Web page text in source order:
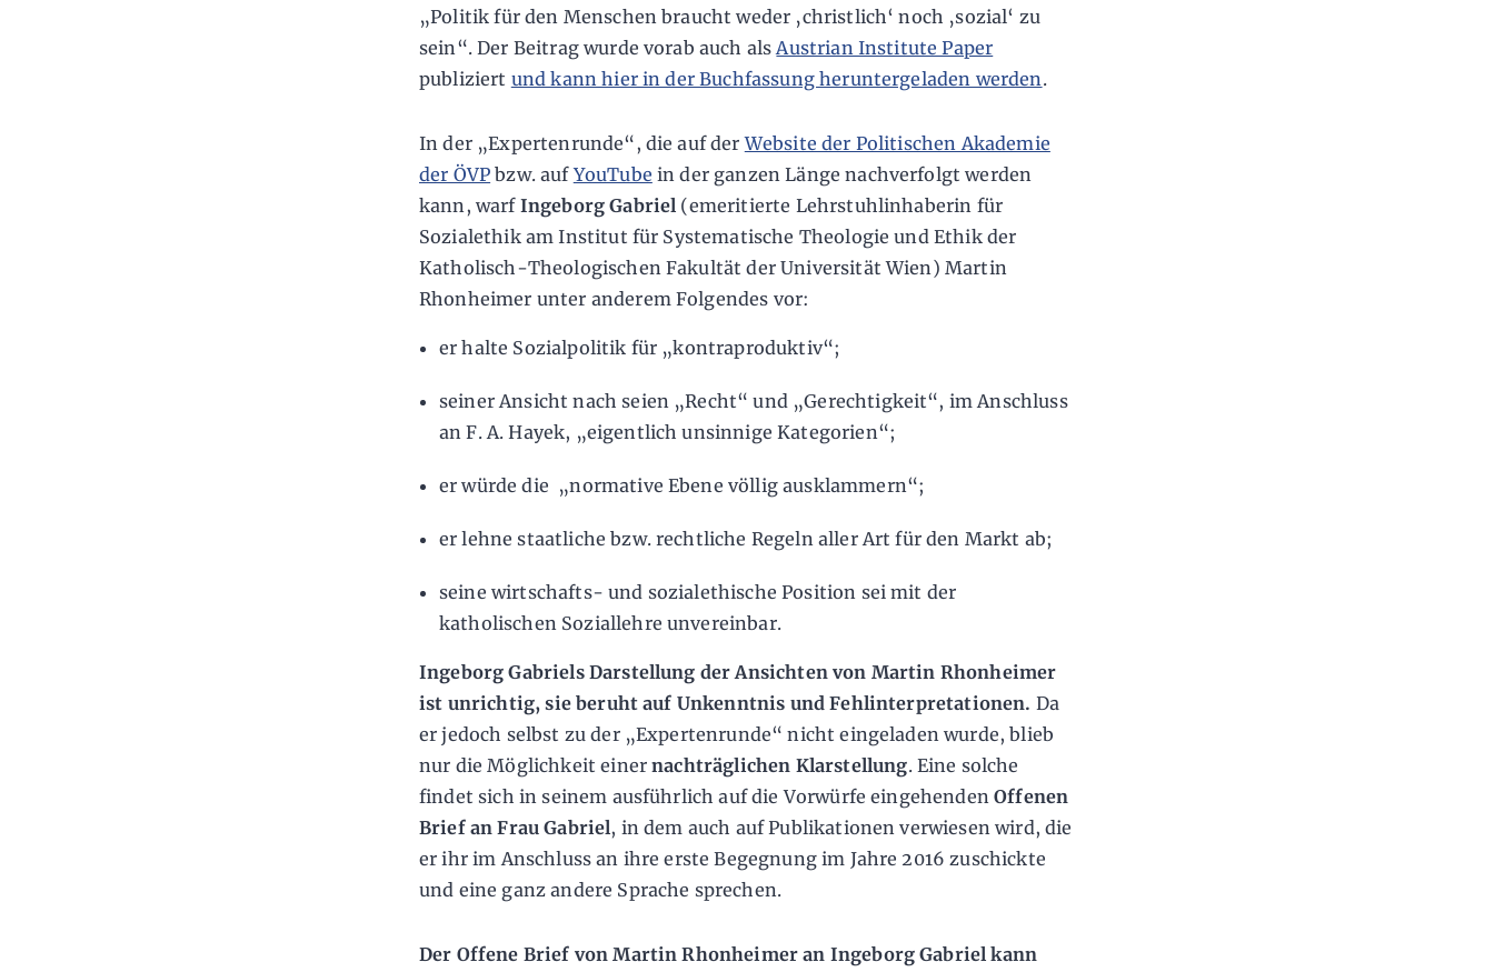
„Politik für den Menschen braucht weder ‚christlich‘ noch ‚sozial‘ zu
sein“. Der Beitrag wurde vorab auch als Austrian Institute Paper
publiziert und kann hier in der Buchfassung heruntergeladen werden .
In der „Expertenrunde“, die auf derWebsite der Politischen Akademie
der ÖVP bzw. aufYouTube in der ganzen Länge nachverfolgt werden
kann, warf Ingeborg Gabriel (emeritierte Lehrstuhlinhaberin für
Sozialethik am Institut für Systematische Theologie und Ethik der
Katholisch-Theologischen Fakultät der Universität Wien) Martin
Rhonheimer unter anderem Folgendes vor:
er halte Sozialpolitik für „kontraproduktiv“;
seiner Ansicht nach seien „Recht“ und „Gerechtigkeit“, im Anschluss
an F. A. Hayek, „eigentlich unsinnige Kategorien“;
er würde die „normative Ebene völlig ausklammern“;
er lehne staatliche bzw. rechtliche Regeln aller Art für den Markt ab;
seine wirtschafts- und sozialethische Position sei mit der
katholischen Soziallehre unvereinbar.
Ingeborg Gabriels Darstellung der Ansichten von Martin Rhonheimer
ist unrichtig, sie beruht auf Unkenntnis und Fehlinterpretationen. Da
er jedoch selbst zu der „Expertenrunde“ nicht eingeladen wurde, blieb
nur die Möglichkeit einernachträglichen Klarstellung. Eine solche
findet sich in seinem ausführlich auf die Vorwürfe eingehendenOffenen
Brief an Frau Gabriel, in dem auch auf Publikationen verwiesen wird, die
er ihr im Anschluss an ihre erste Begegnung im Jahre 2016 zuschickte
und eine ganz andere Sprache sprechen.
Der Offene Brief von Martin Rhonheimer an Ingeborg Gabriel kann